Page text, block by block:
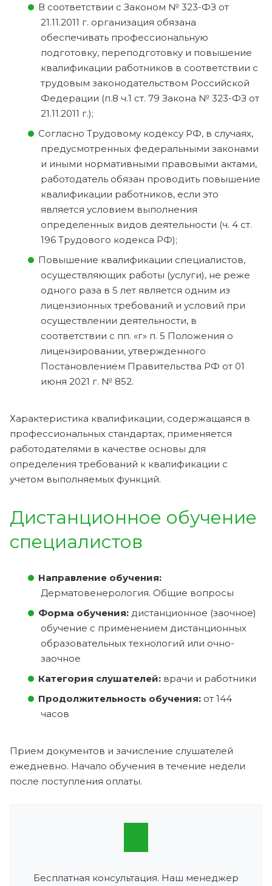
В соответствии с Законом № 323-ФЗ от
21.11.2011 г. организация обязана
обеспечивать профессиональную
подготовку, переподготовку и повышение
квалификации работников в соответствии с
трудовым законодательством Российской
Федерации (п.8 ч.1 ст. 79 Закона № 323-ФЗ от
21.11.2011 г.);
Согласно Трудовому кодексу РФ, в случаях,
предусмотренных федеральными законами
и иными нормативными правовыми актами,
работодатель обязан проводить повышение
квалификации работников, если это
является условием выполнения
определенных видов деятельности (ч. 4 ст.
196 Трудового кодекса РФ);
Повышение квалификации специалистов,
осуществляющих работы (услуги), не реже
одного раза в 5 лет является одним из
лицензионных требований и условий при
осуществлении деятельности, в
соответствии с пп. «г» п. 5 Положения о
лицензировании, утвержденного
Постановлением Правительства РФ от 01
июня 2021 г. № 852.
Характеристика квалификации, содержащаяся в
профессиональных стандартах, применяется
работодателями в качестве основы для
определения требований к квалификации с
учетом выполняемых функций.
Дистанционное обучение
специалистов
Направление обучения:
Дерматовенерология. Общие вопросы
Форма обучения: дистанционное (заочное)
обучение с применением дистанционных
образовательных технологий или очно-
заочное
Категория слушателей: врачи и работники
Продолжительность обучения: от 144
часов
Прием документов и зачисление слушателей
ежедневно. Начало обучения в течение недели
после поступления оплаты.
Бесплатная консультация. Наш менеджер